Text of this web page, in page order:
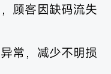
顾客因缺码流失
常，减少不明损